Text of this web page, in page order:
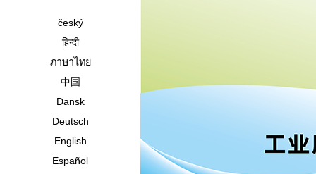
český
हिन्दी
ภาษาไทย
中国
Dansk
Deutsch
English
Español